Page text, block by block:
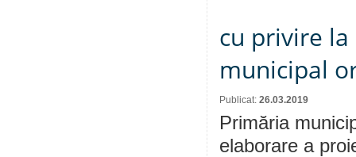
cu privire
municipal
Publicat: 26.03.2019
Primăria
elaborare a